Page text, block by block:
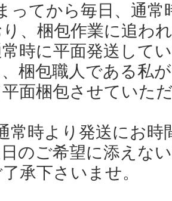
ってから毎日、通
、梱包作業に追わ
時に平面発送して
梱包職人である私
面梱包させていた
常時より発送にお
のご希望に添えな
承下さいませ。